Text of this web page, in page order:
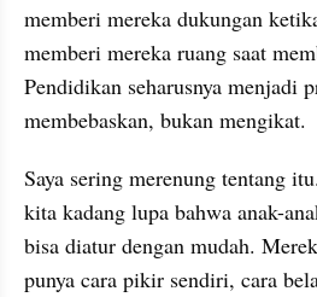
memberi mereka dukungan
memberi mereka ruang saat
Pendidikan seharusnya menjadi
membebaskan, bukan mengikat.
Saya sering merenung tentang
kita kadang lupa bahwa anak-
bisa diatur dengan mudah.
punya cara pikir sendiri, cara